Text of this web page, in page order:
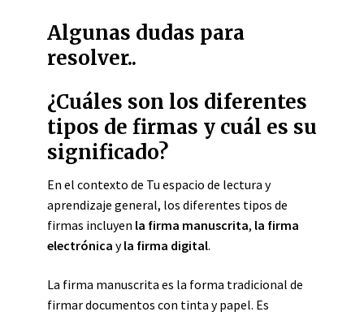
Algunas dudas para
resolver..
¿Cuáles son los diferentes
tipos de firmas y cuál es su
significado?
En el contexto de Tu espacio de lectura y
aprendizaje general, los diferentes tipos de
firmas incluyen la firma manuscrita, la firma
electrónica yla firma digital.
La firma manuscrita es la forma tradicional de
firmar documentos con tinta y papel. Es